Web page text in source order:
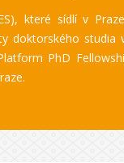
které sídlí v
doktorského studia
PhD